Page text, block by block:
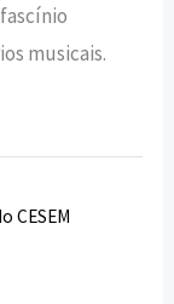
musicais.
CESEM